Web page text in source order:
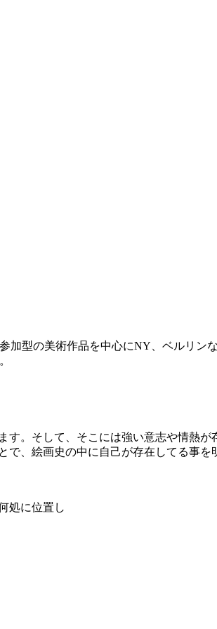
加型の美術作品を中心にNY、ベルリ
。そして、そこには強い意志や情熱が
、絵画史の中に自己が存在してる事
処に位置し